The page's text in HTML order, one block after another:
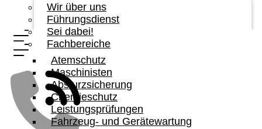
Wir über uns
Führungsdienst
Sei dabei!
Fachbereiche
Atemschutz
Maschinisten
Absturzsicherung
Chemieschutz
Leistungsprüfungen
Fahrzeug- und Gerätewartung